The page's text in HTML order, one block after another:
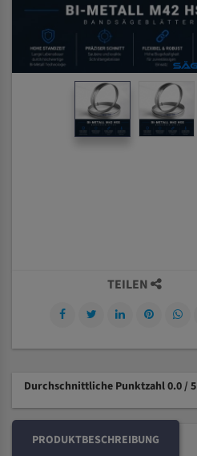
TEILEN
Durchschnittliche Punktzahl 0.0 / 5
PRODUKTBESCHREIBUNG